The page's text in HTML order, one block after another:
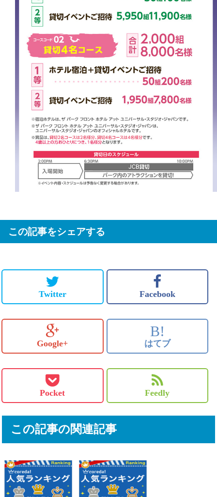
この記事をシェアする
Twitter Facebook
Google+
B!
はてブ
Pocket Feedly
この記事の関連記事